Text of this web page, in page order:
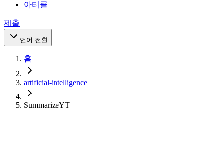
아티클
제출
언어 전환
홈
artificial-intelligence
SummarizeYT